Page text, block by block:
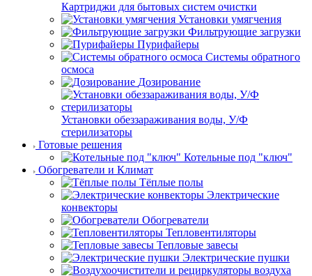
Картриджи для бытовых систем очистки
Установки умягчения
Фильтрующие загрузки
Пурифайеры
Системы обратного
осмоса
Дозирование
Установки обеззараживания воды, У/Ф
стерилизаторы
Готовые решения
Котельные под "ключ"
Обогреватели и Климат
Тёплые полы
Электрические
конвекторы
Обогреватели
Тепловентиляторы
Тепловые завесы
Электрические пушки